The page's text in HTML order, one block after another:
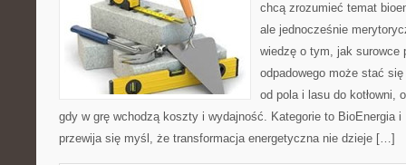
chcą zrozumieć temat
ale jednocześnie
wiedzę o tym, jak surowce
odpadowego może stać
od pola i lasu do kotłowni,
gdy w grę wchodzą koszty i wydajność. Kategorie to BioEnergia
przewija się myśl, że transformacja energetyczna nie dzieje […]